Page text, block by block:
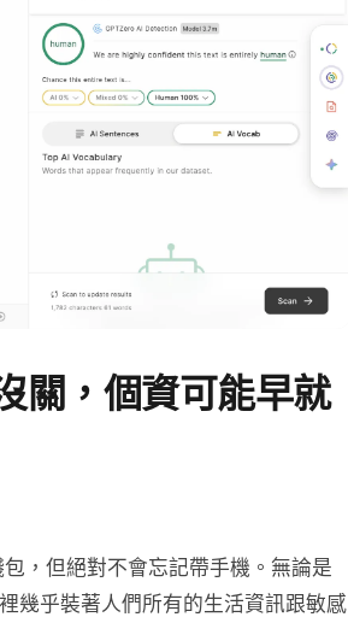
關，個資可能早就
，但絕對不會忘記帶手機。無論是
幾乎裝著人們所有的生活資訊跟敏感